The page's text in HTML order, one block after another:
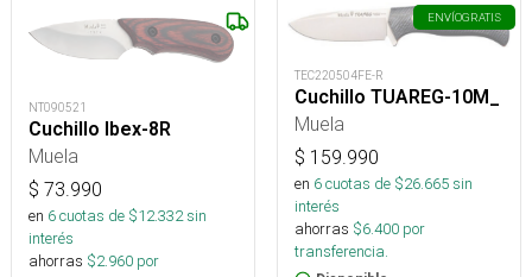
NT090521
Cuchillo Ibex-8R
Muela
$ 73.990
en 6cuotas de $12.332sin
interés
ahorras $2.960 por
ENVÍOGRATIS
TEC220504FE-R
Cuchillo TUAREG-10M_
Muela
$ 159.990
en 6cuotas de $26.665sin
interés
ahorras $6.400 por
transferencia.